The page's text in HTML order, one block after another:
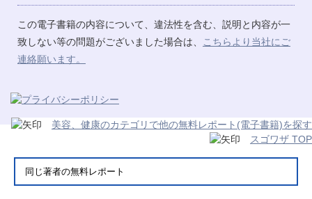
この電子書籍の内容について、違法性を含む、説明と内容が一
致しない等の問題がございました場合は、
こちらより当社にご
連絡願います。
美容、健康のカテゴリで他の無料レポート(電子書籍)を探す
スゴワザ TOP
同じ著者の無料レポート